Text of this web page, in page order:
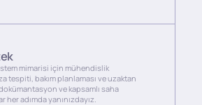
mimarisi için mühendislik
tespiti, bakım planlaması ve uzaktan
ve kapsamlı saha
adımda yanınızdayız.